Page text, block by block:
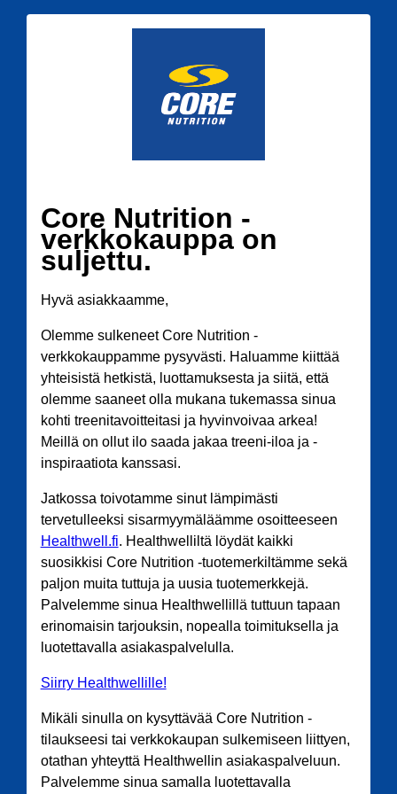
Core Nutrition -
verkkokauppa on
suljettu.
Hyvä asiakkaamme,
Olemme sulkeneet Core Nutrition -
verkkokauppamme pysyvästi. Haluamme kiittää
yhteisistä hetkistä, luottamuksesta ja siitä, että
olemme saaneet olla mukana tukemassa sinua
kohti treenitavoitteitasi ja hyvinvoivaa arkea!
Meillä on ollut ilo saada jakaa treeni-iloa ja -
inspiraatiota kanssasi.
Jatkossa toivotamme sinut lämpimästi
tervetulleeksi sisarmyymäläämme osoitteeseen
Healthwell.fi. Healthwelliltä löydät kaikki
suosikkisi Core Nutrition -tuotemerkiltämme sekä
paljon muita tuttuja ja uusia tuotemerkkejä.
Palvelemme sinua Healthwellillä tuttuun tapaan
erinomaisin tarjouksin, nopealla toimituksella ja
luotettavalla asiakaspalvelulla.
Siirry Healthwellille!
Mikäli sinulla on kysyttävää Core Nutrition -
tilaukseesi tai verkkokaupan sulkemiseen liittyen,
otathan yhteyttä Healthwellin asiakaspalveluun.
Palvelemme sinua samalla luotettavalla